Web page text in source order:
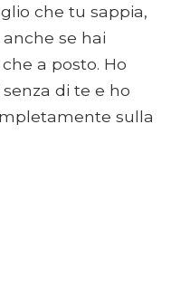
che tu sappia,
se hai
a posto. Ho
di te e ho
sulla